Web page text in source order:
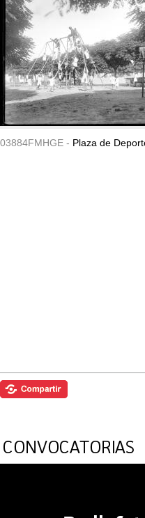
03884FMHGE - Plaza de